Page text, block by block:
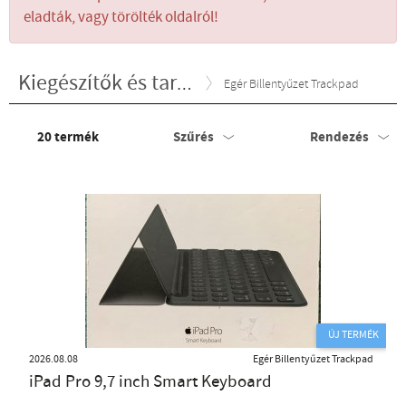
eladták, vagy törölték oldalról!
Kiegészítők és tartozékok Egér Billentyűzet Trackpad
20termék Szűrés Rendezés
ÚJ TERMÉK
2026.08.08
Egér Billentyűzet Trackpad
iPad Pro 9,7 inch Smart Keyboard